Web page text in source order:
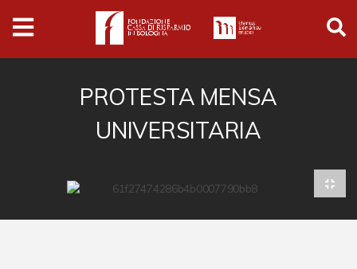
Archivio
Ferrari
Archivio Digitale
Arte e cultura
Musica cinema e spettacolo
PROTESTA MENSA
UNIVERSITARIA